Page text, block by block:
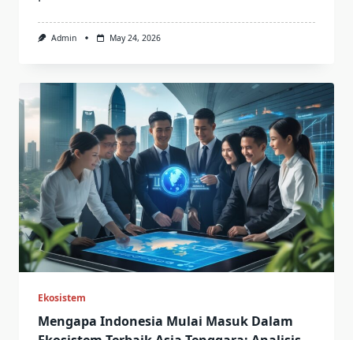
Admin May 24, 2026
Ekosistem
Mengapa Indonesia Mulai Masuk Dalam